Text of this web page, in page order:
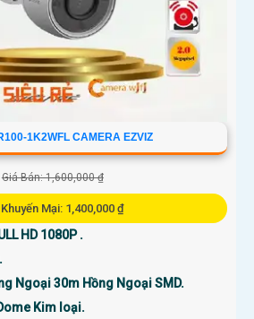
1K2WFL CAMERA EZVIZ
Giá Bán: 1,600,000 ₫
Mại: 1,400,000 ₫
HD 1080P .
Ngoại 30m Hồng Ngoại SMD.
Kim loại.